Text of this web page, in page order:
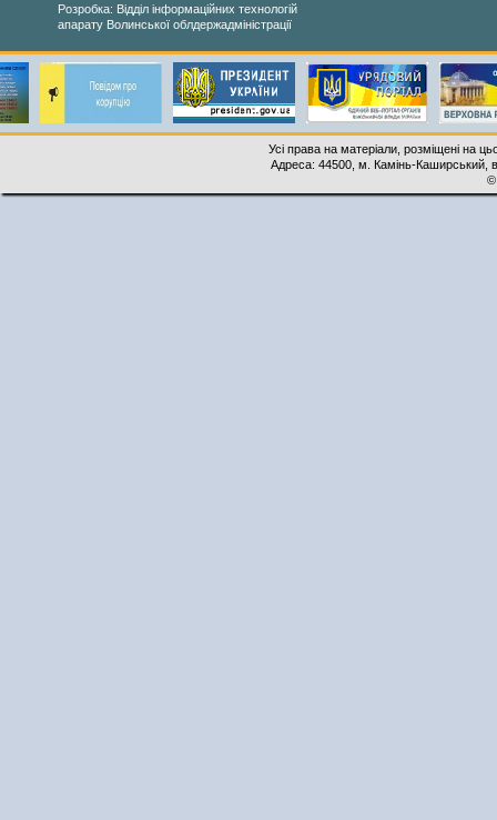
Розробка: Відділ інформаційних технологій
апарату Волинської облдержадміністрації
Усі права на матеріали, розміщені на
Адреса: 44500, м. Камінь-Каширський,
©